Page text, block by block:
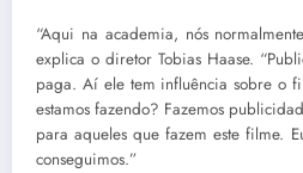
“Aqui na academia, nós
explica o diretor Tobias Haase.
paga. Aí ele tem influência sobre o
estamos fazendo? Fazemos
para aqueles que fazem este filme.
conseguimos.”